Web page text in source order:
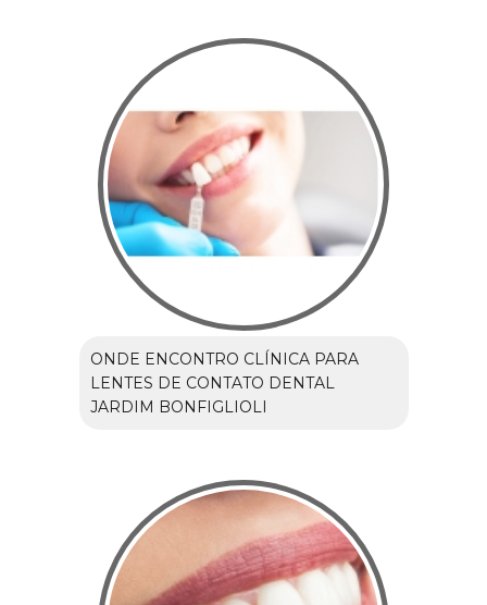
ONDE ENCONTRO CLÍNICA PARA
LENTES DE CONTATO DENTAL
JARDIM BONFIGLIOLI